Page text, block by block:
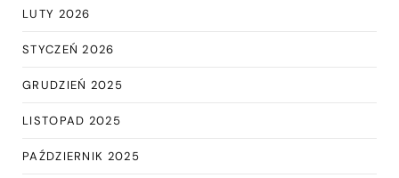
LUTY 2026
STYCZEŃ 2026
GRUDZIEŃ 2025
LISTOPAD 2025
PAŹDZIERNIK 2025